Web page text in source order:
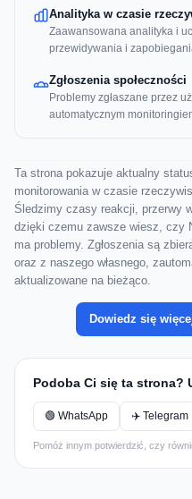
Analityka w czasie
Zaawansowana analityka i
przewidywania i
Zgłoszenia społeczności
Problemy zgłaszane przez
automatycznym
Ta strona pokazuje aktualny
monitorowania w czasie
Śledzimy czasy reakcji, przerwy
dzięki czemu zawsze wiesz, czy
ma problemy. Zgłoszenia są
oraz z naszego własnego,
aktualizowane na bieżąco.
Dowiedz się
Podoba Ci się ta strona?
🟢 WhatsApp ✈️ Telegram
Pomóż innym potwierdzić, czy